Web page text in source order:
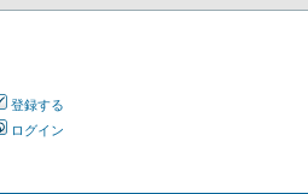
登録する
ログイン